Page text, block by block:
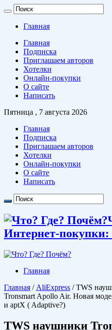
Главная
Главная
Подписка
Приглашаем авторов
Хотелки
Онлайн-покупки
О сайте
Написать
Пятница , 7 августа 2026
Главная
Подписка
Приглашаем авторов
Хотелки
Онлайн-покупки
О сайте
Написать
Интернет-
Главная
Главная / AliExpress / TWS
Tronsmart Apollo Air. Новая
и aptX ( Adaptive?)
TWS наушники